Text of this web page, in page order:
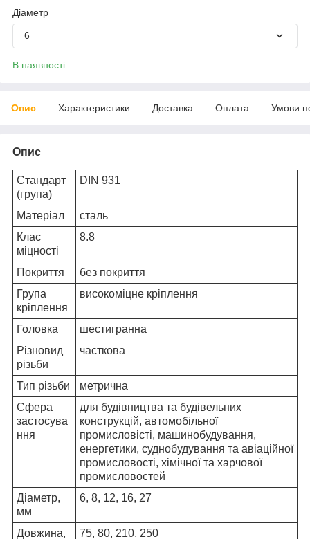
Діаметр
6
В наявності
Опис Характеристики Доставка Оплата Умови
Опис
Стандарт
(група)
DIN 931
Матеріал
сталь
Клас
міцності
8.8
Покриття
без покриття
Група
кріплення
високоміцне кріплення
Головка
шестигранна
Різновид
різьби
часткова
Тип різьби
метрична
Сфера
застосува
ння
для будівництва та будівельних
конструкцій, автомобільної
промисловісті, машинобудування,
енергетики, суднобудування та авіаційної
промисловості, хімічної та харчової
промисловостей
Діаметр,
мм
6, 8, 12, 16, 27
Довжина, 75, 80, 210, 250